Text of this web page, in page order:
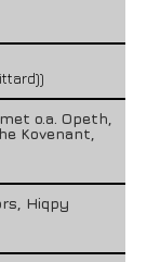
o.a. Opeth,
Kovenant,
Hiqpy